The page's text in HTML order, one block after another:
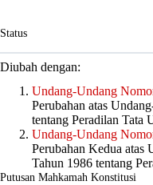
Status
Diubah dengan:
Undang-Undang
Perubahan atas
tentang Peradilan Tata
Undang-Undang
Perubahan Kedua atas
Tahun 1986 tentang
Putusan Mahkamah Konstitusi